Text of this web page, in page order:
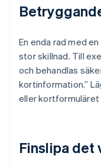
En enda rad med
stor skillnad. Till
och behandlas
kortinformation.”
eller kortformuläret
Finslipa det